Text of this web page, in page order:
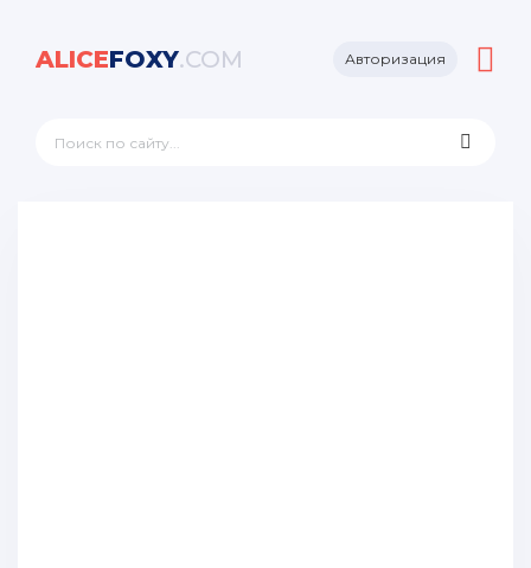
ALICEFOXY.COM Авторизация